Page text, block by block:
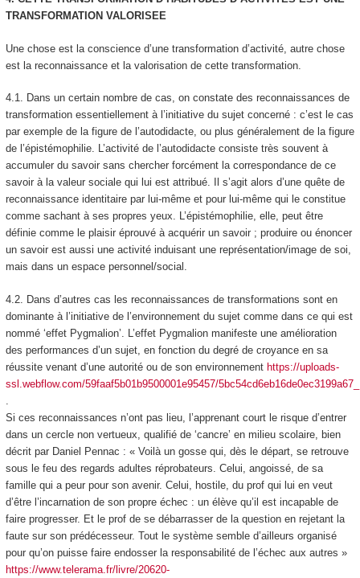
TRANSFORMATION VALORISEE
Une chose est la conscience d’une transformation d’activité, autre chose
est la reconnaissanceet la valorisation de cette transformation.
4.1. Dans un certain nombre de cas, on constate des reconnaissances de
transformation essentiellement à l’initiative du sujet concerné: c’est le cas
par exemple de la figure de l’autodidacte, ou plus généralement de la figure
de l’épistémophilie. L’activité de l’autodidacte consiste très souvent à
accumuler du savoir sans chercher forcément la correspondance de ce
savoir à la valeur sociale qui lui est attribué. Il s’agit alors d’une quête de
reconnaissance identitaire par lui-même et pour lui-même qui le constitue
comme sachant à ses propres yeux. L’épistémophilie, elle, peut être
définie comme leplaisir éprouvé à acquérir un savoir ; produire ou énoncer
un savoir est aussi une activité induisant une représentation/image de soi,
mais dans un espace personnel/social.
4.2.
Dans d’autres cas les reconnaissances de transformations sont en
dominante à l’initiative de l’environnement du sujetcomme dans ce qui est
nommé ‘effet Pygmalion’. L’effet Pygmalion manifeste une amélioration
des performances d’un sujet, en fonction du degré de croyance en sa
réussite venant d’une autorité ou de son environnement https://uploads-
ssl.webflow.com/59faaf5b01b9500001e95457/
Si ces reconnaissances n’ont pas lieu, l’apprenant court le risque d’entrer
dans un cercle non vertueux, qualifié de ‘cancre’ en milieu scolaire, bien
décrit par Daniel Pennac : « Voilà un gosse qui, dès le départ, se retrouve
sous le feu des regards adultes réprobateurs. Celui, angoissé, de sa
famille qui a peur pour son avenir. Celui, hostile, du prof qui lui en veut
d’être l’incarnation de son propre échec : un élève qu’il est incapable de
faire progresser. Et le prof de se débarrasser de la question en rejetant la
faute sur son prédécesseur. Tout le système semble d’ailleurs organisé
pour qu’on puisse faire endosser la responsabilité de l’échec aux autres »
https://www.telerama.fr/livre/20620-